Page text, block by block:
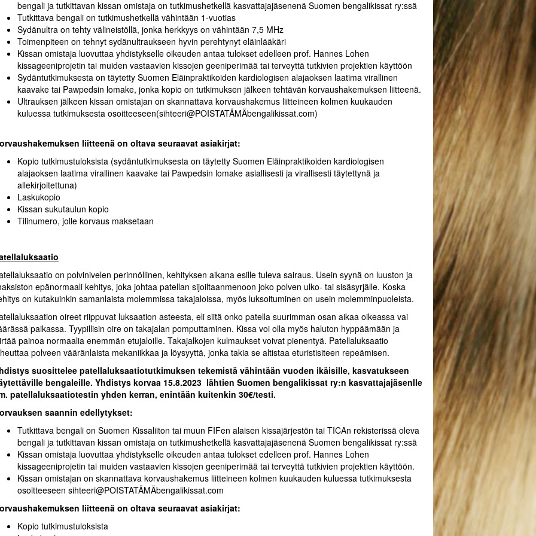
bengali ja tutkittavan kissan omistaja on tutkimushetkellä kasvattajajäsenenä Suomen bengalikissat ry:ssä
Tutkittava bengali on tutkimushetkellä vähintään 1-vuotias
Sydänultra on tehty välineistöllä, jonka herkkyys on vähintään 7,5 MHz
Toimenpiteen on tehnyt sydänultraukseen hyvin perehtynyt eläinlääkäri
Kissan omistaja luovuttaa yhdistykselle oikeuden antaa tulokset edelleen prof. Hannes Lohen
kissageeniprojetin tai muiden vastaavien kissojen geeniperimää tai terveyttä tutkivien projektien käyttöön
Sydäntutkimuksesta on täytetty Suomen Eläinpraktikoiden kardiologisen alajaoksen laatima virallinen
kaavake tai Pawpedsin lomake, jonka kopio on tutkimuksen jälkeen tehtävän korvaushakemuksen liitteenä.
Ultrauksen jälkeen kissan omistajan on skannattava korvaushakemus liitteineen kolmen kuukauden
kuluessa tutkimuksesta osoitteeseen(sihteeri@POISTATÄMÄbengalikissat.com)
liitteenä on oltava seuraavat asiakirjat:
Kopio tutkimustuloksista (sydäntutkimuksesta on täytetty Suomen Eläinpraktikoiden kardiologisen
alajaoksen laatima virallinen kaavake tai Pawpedsin lomake asiallisesti ja virallisesti täytettynä ja
allekirjoitettuna)
Laskukopio
Kissan sukutaulun kopio
Tilinumero, jolle korvaus maksetaan
on polvinivelen perinnöllinen, kehityksen aikana esille tuleva sairaus. Usein syynä on luuston ja
epänormaali kehitys, joka johtaa patellan sijoiltaanmenoon joko polven ulko- tai sisäsyrjälle. Koska
on kutakuinkin samanlaista molemmissa takajaloissa, myös luksoituminen on usein molemminpuoleista.
oireet riippuvat luksaation asteesta, eli siitä onko patella suurimman osan aikaa oikeassa vai
paikassa. Tyypillisin oire on takajalan pomputtaminen. Kissa voi olla myös haluton hyppäämään ja
painoa normaalia enemmän etujaloille. Takajalkojen kulmaukset voivat pienentyä. Patellaluksaatio
polveen vääränlaista mekaniikkaa ja löysyyttä, jonka takia se altistaa eturistisiteen repeämisen.
suosittelee patellaluksaatiotutkimuksen tekemistä vähintään vuoden ikäisille, kasvatukseen
bengaleille. Yhdistys korvaa 15.8.2023 lähtien Suomen bengalikissat ry:n kasvattajajäsenlle
patellaluksaatiotestin yhden kerran, enintään kuitenkin 30€/testi.
saannin edellytykset:
Tutkittava bengali on Suomen Kissaliiton tai muun FIFen alaisen kissajärjestön tai TICAn rekisterissä oleva
bengali ja tutkittavan kissan omistaja on tutkimushetkellä kasvattajajäsenenä Suomen bengalikissat ry:ssä
Kissan omistaja luovuttaa yhdistykselle oikeuden antaa tulokset edelleen prof. Hannes Lohen
kissageeniprojetin tai muiden vastaavien kissojen geeniperimää tai terveyttä tutkivien projektien käyttöön.
Kissan omistajan on skannattava korvaushakemus liitteineen kolmen kuukauden kuluessa tutkimuksesta
osoitteeseen sihteeri@POISTATÄMÄbengalikissat.com
liitteenä on oltava seuraavat asiakirjat:
Kopio tutkimustuloksista